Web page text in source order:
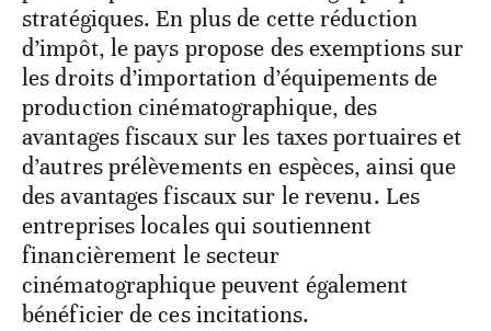
stratégiques. En plus de cette réduction
d’impôt, le pays propose des exemptions sur
les droits d’importation d’équipements de
production cinématographique, des
avantages fiscaux sur les taxes portuaires et
d’autres prélèvements en espèces, ainsi que
des avantages fiscaux sur le revenu. Les
entreprises locales qui soutiennent
financièrement le secteur
cinématographique peuvent également
bénéficier de ces incitations.